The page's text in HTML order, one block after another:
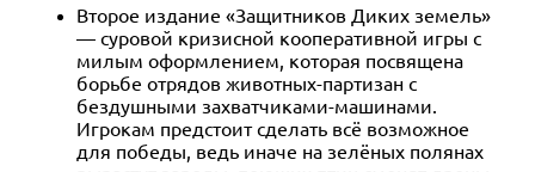
Второе издание «Защитников Диких земель»
— суровой кризисной кооперативной игры с
милым оформлением, которая посвящена
борьбе отрядов животных-партизан с
бездушными захватчиками-машинами.
Игрокам предстоит сделать всё возможное
для победы, ведь иначе на зелёных полянах